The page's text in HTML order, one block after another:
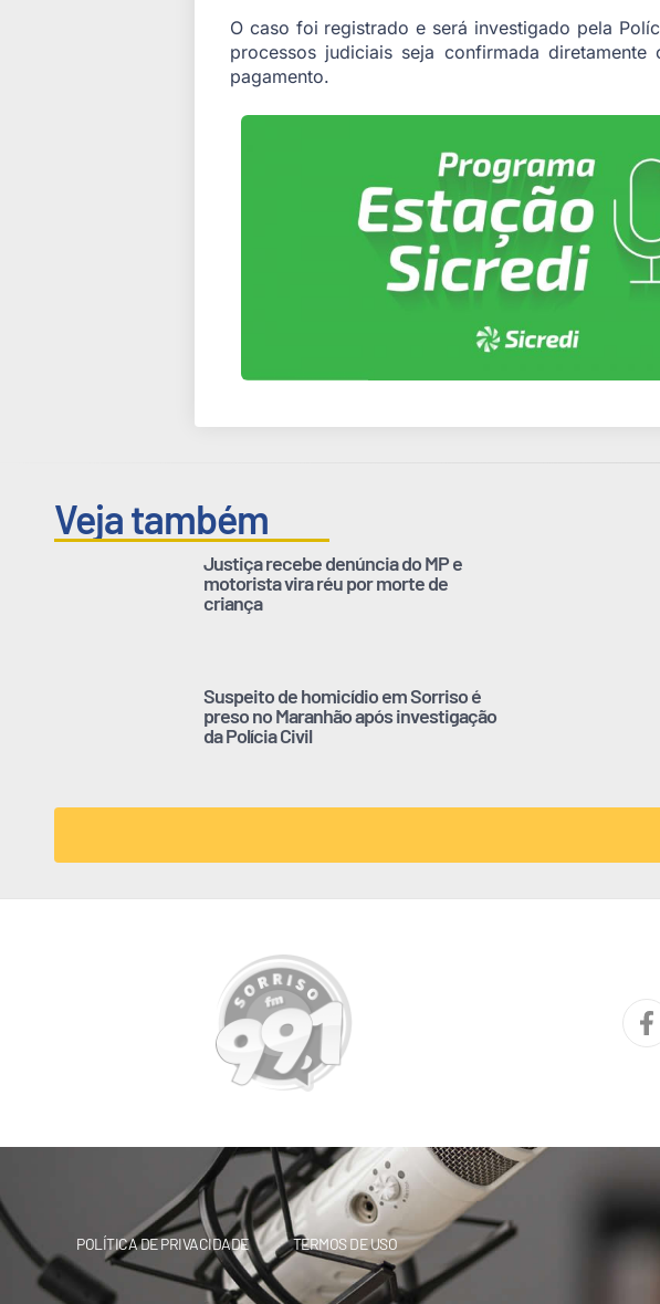
O caso foi registrado e será investigado pela
processos judiciais seja confirmada
pagamento.
Veja também
Justiça recebe denúncia do MP e
motorista vira réu por morte de
criança
Suspeito de homicídio em Sorriso é
preso no Maranhão após investigação
da Polícia Civil
POLÍTICA DE PRIVACIDADE TERMOS DE USO